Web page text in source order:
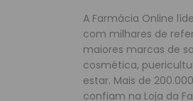
A Farmácia Online
com milhares de
maiores marcas de
cosmética,
estar. Mais de
confiam na Loja da